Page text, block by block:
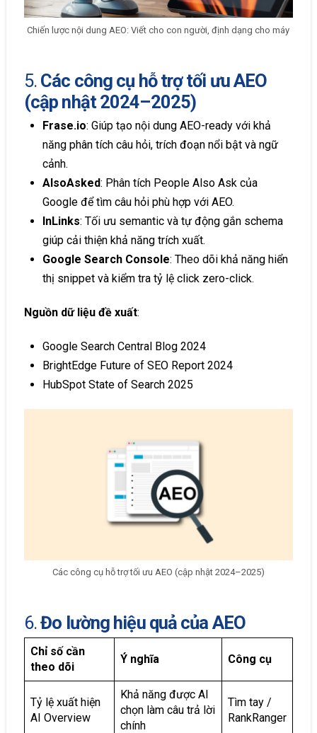
Chiến lược nội dung AEO: Viết cho con người, định dạng cho máy
5. Các công cụ hỗ trợ tối ưu AEO
(cập nhật 2024–2025)
Frase.io: Giúp tạo nội dung AEO-ready với khả
năng phân tích câu hỏi, trích đoạn nổi bật và ngữ
cảnh.
AlsoAsked: Phân tích People Also Ask của
Google để tìm câu hỏi phù hợp với AEO.
InLinks: Tối ưu semantic và tự động gắn schema
giúp cải thiện khả năng trích xuất.
Google Search Console: Theo dõi khả năng hiển
thị snippet và kiểm tra tỷ lệ click zero-click.
Nguồn dữ liệu đề xuất:
Google Search Central Blog 2024
BrightEdge Future of SEO Report 2024
HubSpot State of Search 2025
Các công cụ hỗ trợ tối ưu AEO (cập nhật 2024–2025)
6.Đo lường hiệu quả của AEO
Chỉ số cần
theo dõi
Ý nghĩa Công cụ
Tỷ lệ xuất hiện
AI Overview
Khả năng được AI
chọn làm câu trả lời
chính
Tìm tay /
RankRanger